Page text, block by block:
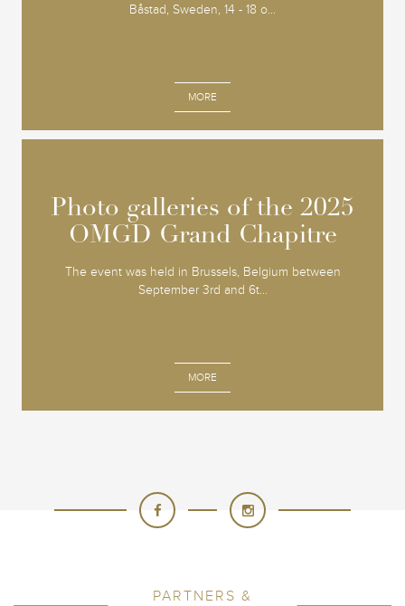
Båstad, Sweden, 14 - 18 o...
MORE
Photo galleries of the 2025
OMGD Grand Chapitre
The event was held in Brussels, Belgium between
September 3rd and 6t...
MORE
Photo galleries of the 2025
OMGD Grand Chapitre
PARTNERS &